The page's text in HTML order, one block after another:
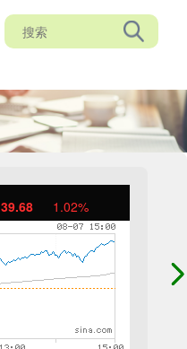
39.68 1.02%